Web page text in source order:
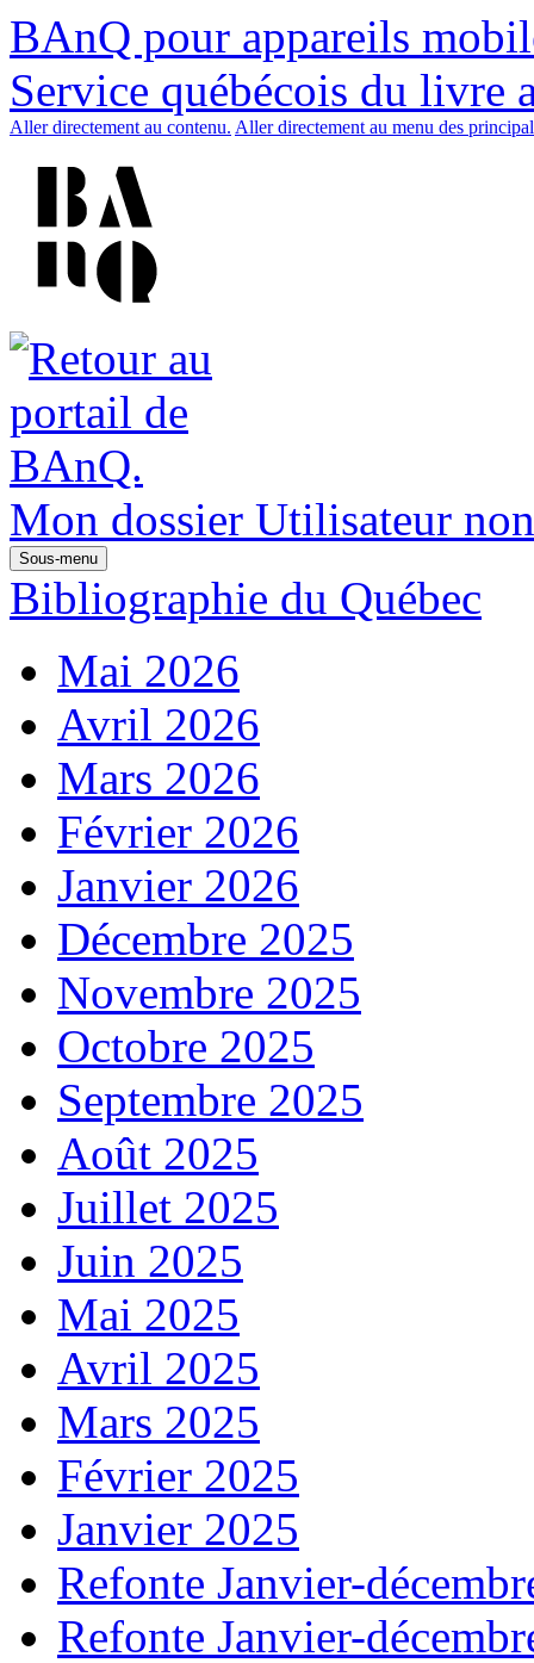
BAnQ pour appareils
Service québécois du livre
Aller directement au contenu. Aller directement au menu des
Mon dossier Utilisateur
Sous-menu
Bibliographie du Québec
Mai 2026
Avril 2026
Mars 2026
Février 2026
Janvier 2026
Décembre 2025
Novembre 2025
Octobre 2025
Septembre 2025
Août 2025
Juillet 2025
Juin 2025
Mai 2025
Avril 2025
Mars 2025
Février 2025
Janvier 2025
Refonte Janvier-
Refonte Janvier-